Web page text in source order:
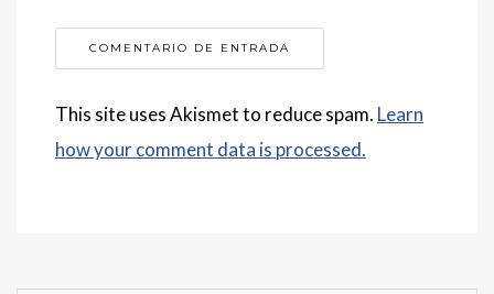
This site uses Akismet to reduce spam. Learn
how your comment data is processed.